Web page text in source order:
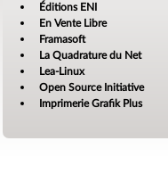
Éditions ENI
En Vente Libre
Framasoft
La Quadrature du Net
Lea-Linux
Open Source Initiative
Imprimerie Grafik Plus